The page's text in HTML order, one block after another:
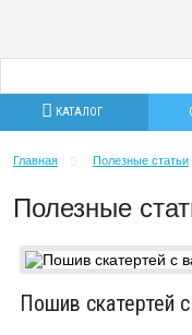
КАТАЛОГ
Главная Полезные статьи
Полезные
Пошив скатертей